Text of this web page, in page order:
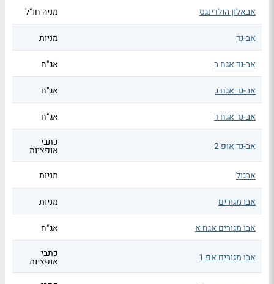
אבאלון הולדינגס מניה חו"ל
אב-גד מניות
אב-גד אגח ב אג"ח
אב-גד אגח ג אג"ח
אב-גד אגח ד אג"ח
אב-גד אופ 2 כתבי
אופציות
אבגול
מניות
אבו מגורים מניות
אבו מגורים אגח א אג"ח
אבו מגורים אפ 1 כתבי
אופציות